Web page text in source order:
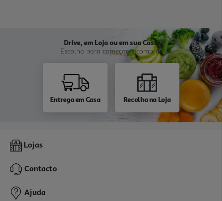
Drive, em Loja ou em sua Casa
Escolha para começar a comprar
Entrega em Casa Recolha na Loja
Lojas
Contacto
Ajuda